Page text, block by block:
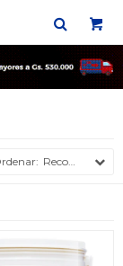
Recomendados